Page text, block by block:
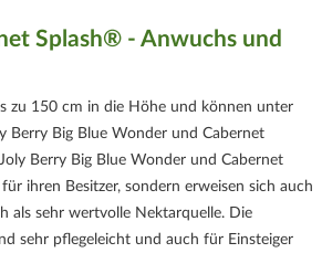
Splash® - Anwuchs und
zu 150 cm in die Höhe und können unter
Berry Big Blue Wonder und Cabernet
Berry Big Blue Wonder und Cabernet
ihren Besitzer, sondern erweisen sich auch
als sehr wertvolle Nektarquelle. Die
sehr pflegeleicht und auch für Einsteiger